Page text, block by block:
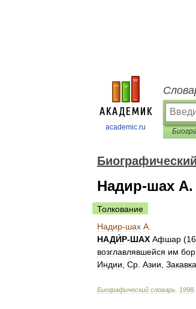
academic.ru
Надир-шах А.
Толкование
Надир-шах А
НАДИ́Р-ШАХ Афшар (
возглавлявшейся им
Индии Ср Азии
Биографический словарь 1998